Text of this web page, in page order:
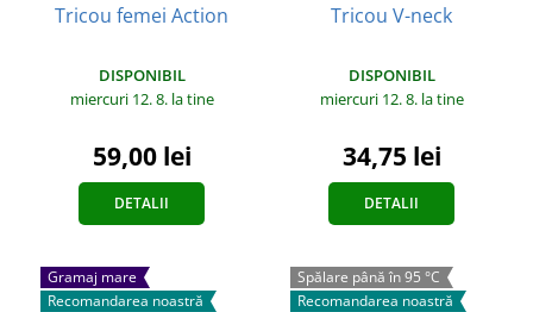
Tricou femei Action
DISPONIBIL
miercuri 12. 8. la tine
59,00 lei
DETALII
Tricou V-neck
DISPONIBIL
miercuri 12. 8. la tine
34,75 lei
DETALII
Gramaj mare
Recomandarea noastră
Spălare până în 95 °C
Recomandarea noastră